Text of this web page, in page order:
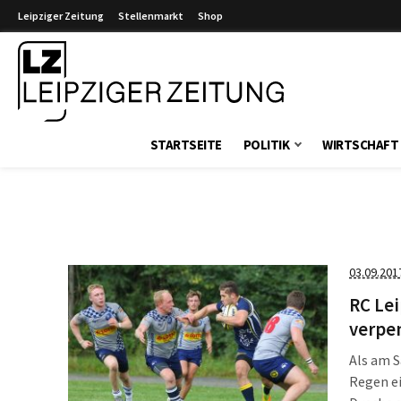
Leipziger Zeitung Stellenmarkt Shop
STARTSEITE POLITIK WIRTSCHAFT
RC
Als am
Regen